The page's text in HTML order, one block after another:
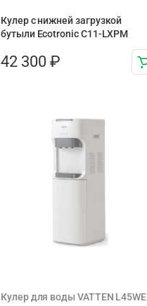
Кулер с нижней загрузкой
бутыли Ecotronic C11-LXPM
42 300 ₽
Кулер для воды VATTEN L45WE